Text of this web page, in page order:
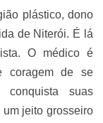
plástico, dono
de Niterói. É lá
O médico é
coragem de se
conquista suas
jeito grosseiro